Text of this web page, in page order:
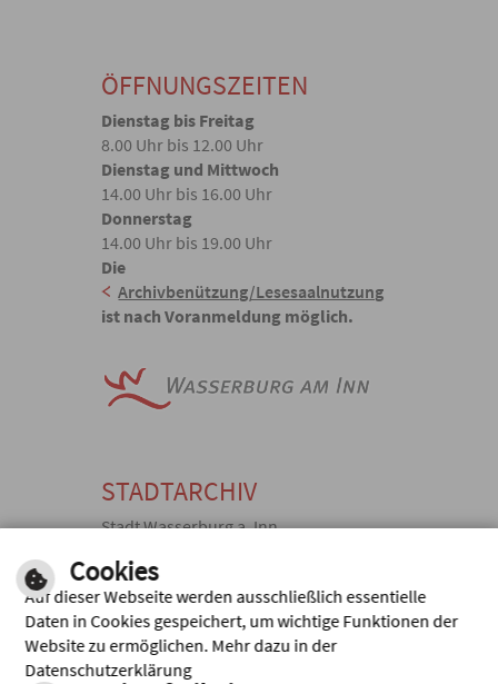
ÖFFNUNGSZEITEN
Dienstag bis Freitag
8.00 Uhr bis 12.00 Uhr
Dienstag und Mittwoch
14.00 Uhr bis 16.00 Uhr
Donnerstag
14.00 Uhr bis 19.00 Uhr
Die
Archivbenützung/Lesesaalnutzung
ist nach Voranmeldung möglich.
STADTARCHIV
Stadt Wasserburg a. Inn
a. Inn
TEL: +49 (0)
8071 920369,
FAX: +49 (0)
8071 920371
E-MAIL
SENDEN
Schriftliche
Cookies
Auf dieser Webseite werden ausschließlich essentielle
Daten in Cookies gespeichert, um wichtige Funktionen der
Website zu ermöglichen. Mehr dazu in der
Datenschutzerklärung